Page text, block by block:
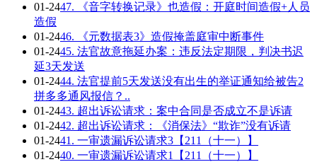
01-2447. 《音字转换记录》也造假：开庭时间造假+人员
造假
01-2446. 《元数据表3》造假掩盖庭审中断事件
01-2445. 法官故意拖延办案：违反法定期限，判决书迟
延3天发送
01-2444. 法官提前5天发送没有出生的举证通知给被告2
拼多多通风报信？..
01-2443. 超出诉讼请求：案中合同是否成立不是诉请
01-2442. 超出诉讼请求：《消保法》“欺诈”没有诉请
01-2441. 一审遗漏诉讼请求3【211（十一）】
01-2440. 一审遗漏诉讼请求1【211（十一）】